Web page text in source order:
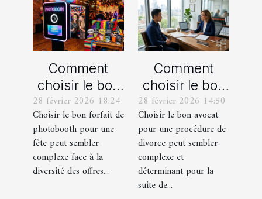
Comment
choisir le bon
forfait de
photobooth
pour votre fête
28 février 2026 18:24
Choisir le bon forfait de
photobooth pour une
fête peut sembler
complexe face à la
diversité des offres...
Comment
choisir le bon
avocat pour
votre
procédure de
divorce ?
28 février 2026 14:50
Choisir le bon avocat
pour une procédure de
divorce peut sembler
complexe et
déterminant pour la
suite de...